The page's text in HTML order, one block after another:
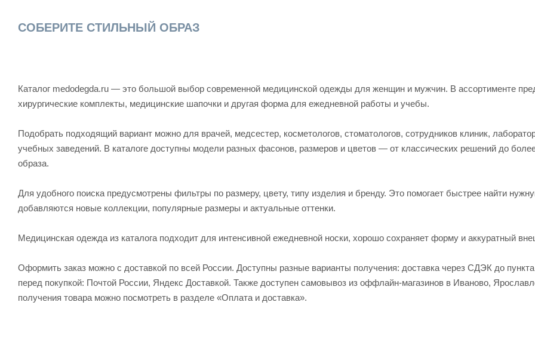
СОБЕРИТЕ СТИЛЬНЫЙ ОБРАЗ
Каталог medodegda.ru — это большой выбор современной медицинской одежды для женщин и мужчин. В ассортименте
хирургические комплекты, медицинские шапочки и другая форма для ежедневной работы и учебы.
Подобрать подходящий вариант можно для врачей, медсестер, косметологов, стоматологов, сотрудников клиник,
учебных заведений. В каталоге доступны модели разных фасонов, размеров и цветов — от классических решений до
образа.
Для удобного поиска предусмотрены фильтры по размеру, цвету, типу изделия и бренду. Это помогает быстрее найти
добавляются новые коллекции, популярные размеры и актуальные оттенки.
Медицинская одежда из каталога подходит для интенсивной ежедневной носки, хорошо сохраняет форму и аккуратный
Оформить заказ можно с доставкой по всей России. Доступны разные варианты получения: доставка через СДЭК до
перед покупкой: Почтой России, Яндекс Доставкой. Также доступен самовывоз из оффлайн-магазинов в Иваново,
получения товара можно посмотреть в разделе «Оплата и доставка».